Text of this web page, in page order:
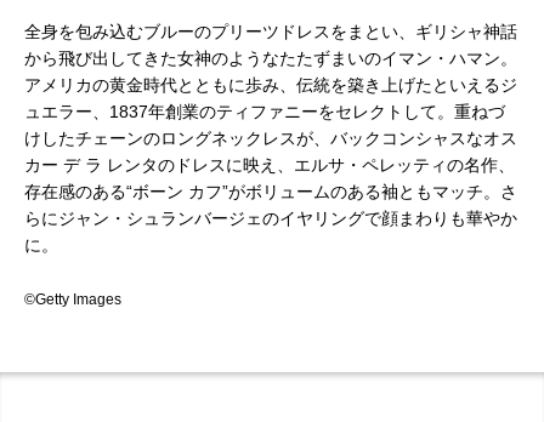
全身を包み込むブルーのプリーツドレスをまとい、ギリシャ神話
から飛び出してきた女神のようなたたずまいのイマン・ハマン。
アメリカの黄金時代とともに歩み、伝統を築き上げたといえるジ
ュエラー、1837年創業のティファニーをセレクトして。重ねづ
けしたチェーンのロングネックレスが、バックコンシャスなオス
カー デ ラ レンタのドレスに映え、エルサ・ペレッティの名作、
存在感のある“ボーン カフ”がボリュームのある袖ともマッチ。さ
らにジャン・シュランバージェのイヤリングで顔まわりも華やか
に。
©Getty Images